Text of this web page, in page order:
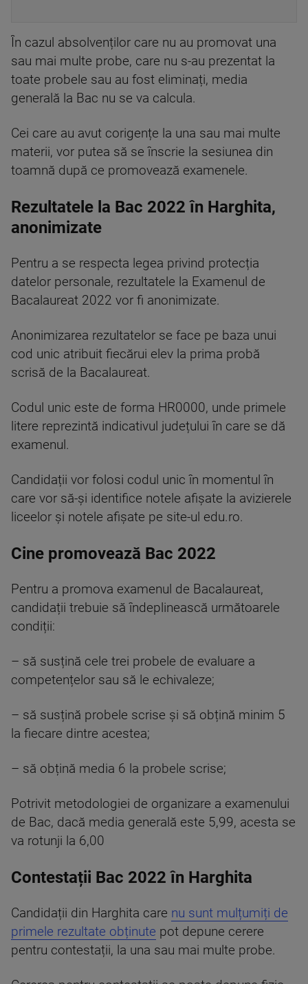
În cazul absolvenților care nu au promovat una
sau mai multe probe, care nu s-au prezentat la
toate probele sau au fost eliminați, media
generală la Bac nu se va calcula.
Cei care au avut corigențe la una sau mai multe
materii, vor putea să se înscrie la sesiunea din
toamnă după ce promovează examenele.
Rezultatele la Bac 2022 în Harghita,
anonimizate
Pentru a se respecta legea privind protecția
datelor personale, rezultatele la Examenul de
Bacalaureat 2022 vor fi anonimizate.
Anonimizarea rezultatelor se face pe baza unui
cod unic atribuit fiecărui elev la prima probă
scrisă de la Bacalaureat.
Codul unic este de forma HR0000, unde primele
litere reprezintă indicativul județului în care se dă
examenul.
Candidații vor folosi codul unic în momentul în
care vor să-și identifice notele afișate la avizierele
liceelor și notele afișate pe site-ul edu.ro.
Cine promovează Bac 2022
Pentru a promova examenul de Bacalaureat,
candidații trebuie să îndeplinească următoarele
condiții:
– să susțină cele trei probele de evaluare a
competențelor sau să le echivaleze;
– să susțină probele scrise și să obțină minim 5
la fiecare dintre acestea;
– să obțină media 6 la probele scrise;
Potrivit metodologiei de organizare a examenului
de Bac, dacă media generală este 5,99, acesta se
va rotunji la 6,00
Contestații Bac 2022 în Harghita
Candidații din Harghita care nu sunt mulțumiți de
primele rezultate obținute pot depune cerere
pentru contestații, la una sau mai multe probe.